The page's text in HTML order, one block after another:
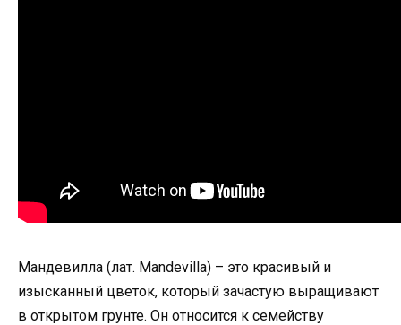
Мандевилла (лат. Mandevilla) – это красивый и
изысканный цветок, который зачастую выращивают
в открытом грунте. Он относится к семейству